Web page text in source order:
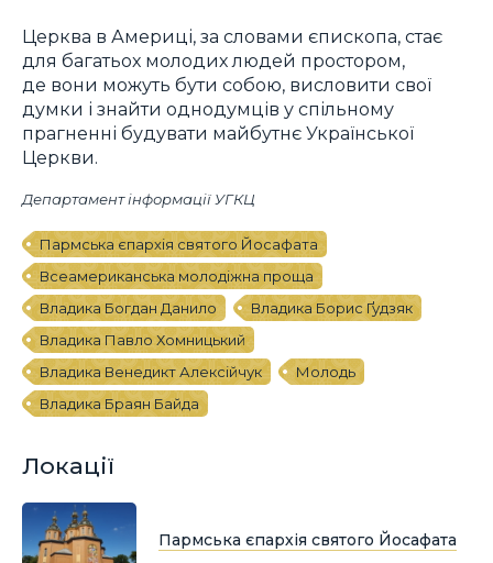
Церква в Америці, за словами єпископа, стає
для багатьох молодих людей простором,
де вони можуть бути собою, висловити свої
думки і знайти однодумців у спільному
прагненні будувати майбутнє Української
Церкви.
Департамент інформації УГКЦ
Пармська єпархія святого Йосафата
Всеамериканська молодіжна проща
Владика Богдан Данило
Владика Борис Ґудзяк
Владика Павло Хомницький
Владика Венедикт Алексійчук
Молодь
Владика Браян Байда
Локації
Пармська єпархія святого Йосафата